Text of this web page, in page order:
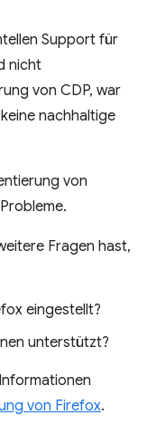
Support für
nicht
von CDP, war
nachhaltige
von
Fragen hast,
eingestellt?
unterstützt?
von Firefox.